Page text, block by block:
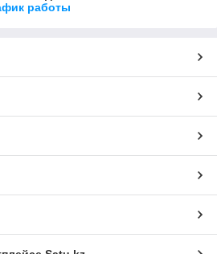
работы